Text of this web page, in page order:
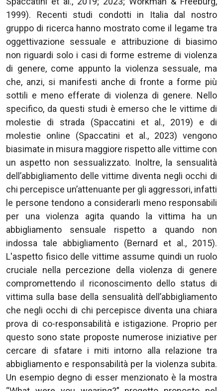
1999). Recenti studi condotti in Italia dal nostro
gruppo di ricerca hanno mostrato come il legame tra
oggettivazione sessuale e attribuzione di biasimo
non riguardi solo i casi di forme estreme di violenza
di genere, come appunto la violenza sessuale, ma
che, anzi, si manifesti anche di fronte a forme più
sottili e meno efferate di violenza di genere. Nello
specifico, da questi studi è emerso che le vittime di
molestie di strada (Spaccatini et al., 2019) e di
molestie online (Spaccatini et al., 2023) vengono
biasimate in misura maggiore rispetto alle vittime con
un aspetto non sessualizzato. Inoltre, la sensualità
dell’abbigliamento delle vittime diventa negli occhi di
chi percepisce un’attenuante per gli aggressori, infatti
le persone tendono a considerarli meno responsabili
per una violenza agita quando la vittima ha un
abbigliamento sensuale rispetto a quando non
indossa tale abbigliamento (Bernard et al., 2015).
L'aspetto fisico delle vittime assume quindi un ruolo
cruciale nella percezione della violenza di genere
compromettendo il riconoscimento dello status di
vittima sulla base della sensualità dell’abbigliamento
che negli occhi di chi percepisce diventa una chiara
prova di co-responsabilità e istigazione. Proprio per
questo sono state proposte numerose iniziative per
cercare di sfatare i miti intorno alla relazione tra
abbigliamento e responsabilità per la violenza subita.
Un esempio degno di esser menzionato è la mostra